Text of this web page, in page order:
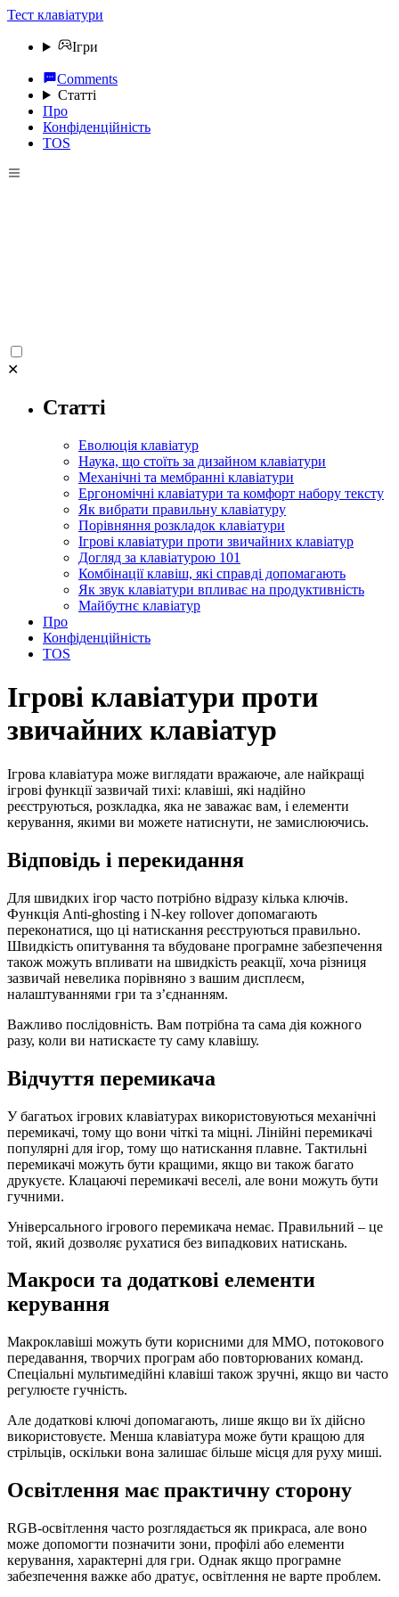
Тест клавіатури
Ігри
Comments
Статті
Про
Конфіденційність
TOS
✕
Статті
Еволюція клавіатур
Наука, що стоїть за дизайном клавіатури
Механічні та мембранні клавіатури
Ергономічні клавіатури та комфорт набору тексту
Як вибрати правильну клавіатуру
Порівняння розкладок клавіатури
Ігрові клавіатури проти звичайних клавіатур
Догляд за клавіатурою 101
Комбінації клавіш, які справді допомагають
Як звук клавіатури впливає на продуктивність
Майбутнє клавіатур
Про
Конфіденційність
TOS
Ігрові клавіатури проти
звичайних клавіатур
Ігрова клавіатура може виглядати вражаюче, але найкращі
ігрові функції зазвичай тихі: клавіші, які надійно
реєструються, розкладка, яка не заважає вам, і елементи
керування, якими ви можете натиснути, не замислюючись.
Відповідь і перекидання
Для швидких ігор часто потрібно відразу кілька ключів.
Функція Anti-ghosting і N-key rollover допомагають
переконатися, що ці натискання реєструються правильно.
Швидкість опитування та вбудоване програмне забезпечення
також можуть впливати на швидкість реакції, хоча різниця
зазвичай невелика порівняно з вашим дисплеєм,
налаштуваннями гри та з’єднанням.
Важливо послідовність. Вам потрібна та сама дія кожного
разу, коли ви натискаєте ту саму клавішу.
Відчуття перемикача
У багатьох ігрових клавіатурах використовуються механічні
перемикачі, тому що вони чіткі та міцні. Лінійні перемикачі
популярні для ігор, тому що натискання плавне. Тактильні
перемикачі можуть бути кращими, якщо ви також багато
друкуєте. Клацаючі перемикачі веселі, але вони можуть бути
гучними.
Універсального ігрового перемикача немає. Правильний – це
той, який дозволяє рухатися без випадкових натискань.
Макроси та додаткові елементи
керування
Макроклавіші можуть бути корисними для MMO, потокового
передавання, творчих програм або повторюваних команд.
Спеціальні мультимедійні клавіші також зручні, якщо ви часто
регулюєте гучність.
Але додаткові ключі допомагають, лише якщо ви їх дійсно
використовуєте. Менша клавіатура може бути кращою для
стрільців, оскільки вона залишає більше місця для руху миші.
Освітлення має практичну сторону
RGB-освітлення часто розглядається як прикраса, але воно
може допомогти позначити зони, профілі або елементи
керування, характерні для гри. Однак якщо програмне
забезпечення важке або дратує, освітлення не варте проблем.